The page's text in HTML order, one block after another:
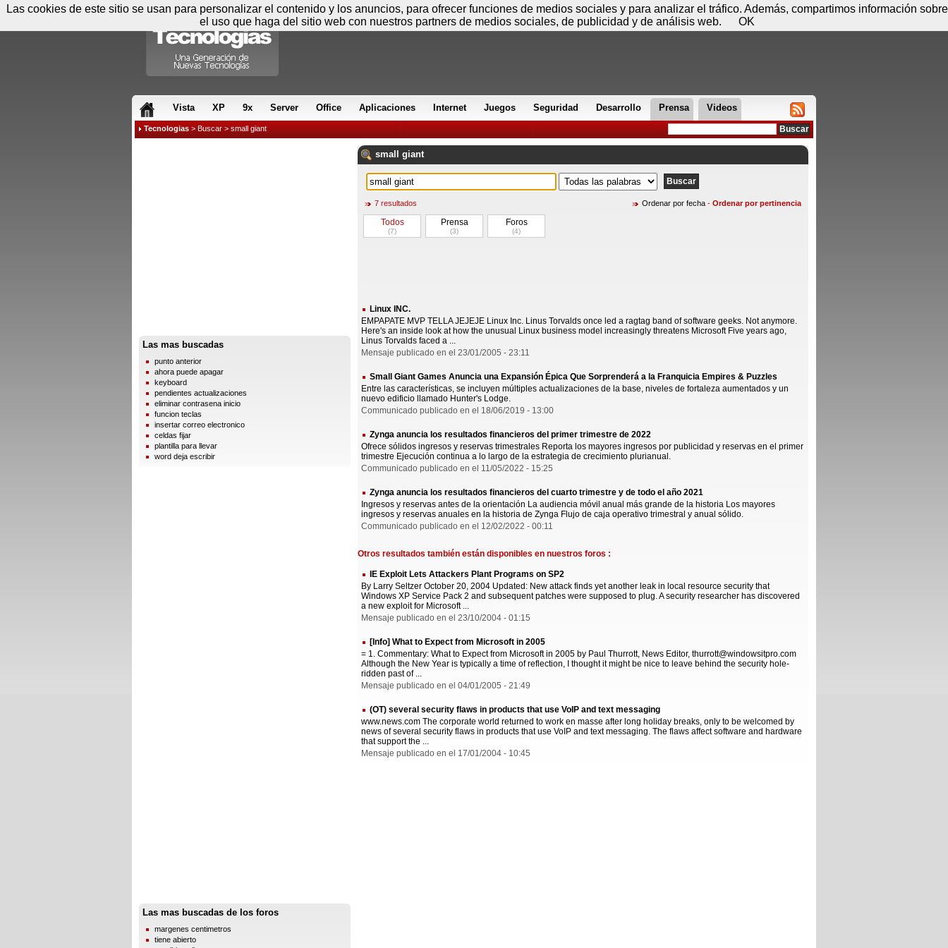
Vista XP 9x Server Office Aplicaciones Internet Juegos Seguridad Desarrollo Prensa Videos
Tecnologias > Buscar > small giant
Las mas buscadas
punto anterior
ahora puede apagar
keyboard
pendientes actualizaciones
eliminar contrasena inicio
funcion teclas
insertar correo electronico
celdas fijar
plantilla para llevar
word deja escribir
Las mas buscadas de los foros
margenes centimetros
tiene abierto
small giant
7 resultados Ordenar por fecha - Ordenar por pertinencia
Todos
(7)
Prensa
(3)
Foros
(4)
Linux INC.
EMPAPATE MVP TELLA JEJEJE Linux Inc. Linus Torvalds once led a ragtag band of software geeks. Not anymore.
Here's an inside look at how the unusual Linux business model increasingly threatens Microsoft Five years ago,
Linus Torvalds faced a ...
Mensaje publicado en el 23/01/2005 - 23:11
Small Giant Games Anuncia una Expansión Épica Que Sorprenderá a la Franquicia Empires & Puzzles
Entre las características, se incluyen múltiples actualizaciones de la base, niveles de fortaleza aumentados y un
nuevo edificio llamado Hunter's Lodge.
Communicado publicado en el 18/06/2019 - 13:00
Zynga anuncia los resultados financieros del primer trimestre de 2022
Ofrece sólidos ingresos y reservas trimestrales Reporta los mayores ingresos por publicidad y reservas en el primer
trimestre Ejecución continua a lo largo de la estrategia de crecimiento plurianual.
Communicado publicado en el 11/05/2022 - 15:25
Zynga anuncia los resultados financieros del cuarto trimestre y de todo el año 2021
Ingresos y reservas antes de la orientación La audiencia móvil anual más grande de la historia Los mayores
ingresos y reservas anuales en la historia de Zynga Flujo de caja operativo trimestral y anual sólido.
Communicado publicado en el 12/02/2022 - 00:11
Otros resultados también están disponibles en nuestros foros :
IE Exploit Lets Attackers Plant Programs on SP2
By Larry Seltzer October 20, 2004 Updated: New attack finds yet another leak in local resource security that
Windows XP Service Pack 2 and subsequent patches were supposed to plug. A security researcher has discovered
a new exploit for Microsoft ...
Mensaje publicado en el 23/10/2004 - 01:15
[Info] What to Expect from Microsoft in 2005
= 1. Commentary: What to Expect from Microsoft in 2005 by Paul Thurrott, News Editor, thurrott@windowsitpro.com
Although the New Year is typically a time of reflection, I thought it might be nice to leave behind the security hole-
ridden past of ...
Mensaje publicado en el 04/01/2005 - 21:49
(OT) several security flaws in products that use VoIP and text messaging
www.news.com The corporate world returned to work en masse after long holiday breaks, only to be welcomed by
news of several security flaws in products that use VoIP and text messaging. The flaws affect software and hardware
that support the ...
Mensaje publicado en el 17/01/2004 - 10:45
Jueves 06 de agosto - 10:26 Registrar Conectar
Las cookies de este sitio se usan para personalizar el contenido y los anuncios, para ofrecer funciones de medios sociales y para analizar el tráfico. Además, compartimos información sobre
el uso que haga del sitio web con nuestros partners de medios sociales, de publicidad y de análisis web.
OK